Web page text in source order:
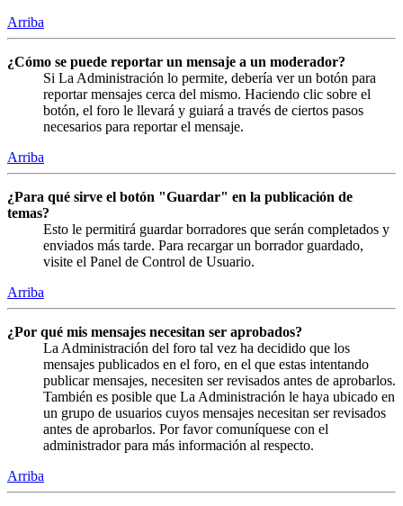
Arriba
¿Cómo se puede reportar un mensaje a un moderador?
Si La Administración lo permite, debería ver un botón para
reportar mensajes cerca del mismo. Haciendo clic sobre el
botón, el foro le llevará y guiará a través de ciertos pasos
necesarios para reportar el mensaje.
Arriba
¿Para qué sirve el botón "Guardar" en la publicación de
temas?
Esto le permitirá guardar borradores que serán completados y
enviados más tarde. Para recargar un borrador guardado,
visite el Panel de Control de Usuario.
Arriba
¿Por qué mis mensajes necesitan ser aprobados?
La Administración del foro tal vez ha decidido que los
mensajes publicados en el foro, en el que estas intentando
publicar mensajes, necesiten ser revisados antes de aprobarlos.
También es posible que La Administración le haya ubicado en
un grupo de usuarios cuyos mensajes necesitan ser revisados
antes de aprobarlos. Por favor comuníquese con el
administrador para más información al respecto.
Arriba